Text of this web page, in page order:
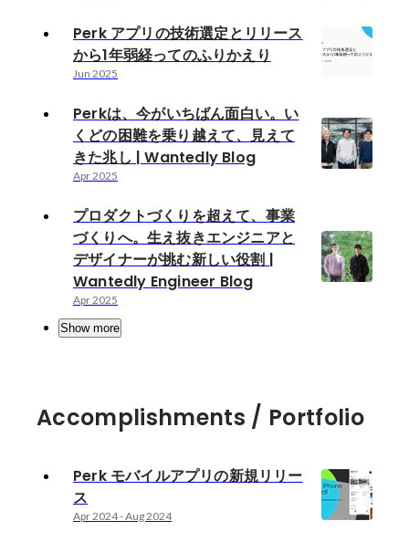
Perk アプリの技術選定とリリース
から1年弱経ってのふりかえり
Jun 2025
Perkは、今がいちばん面白い。い
くどの困難を乗り越えて、見えて
きた兆し | Wantedly Blog
Apr 2025
プロダクトづくりを超えて、事業
づくりへ。生え抜きエンジニアと
デザイナーが挑む新しい役割 |
Wantedly Engineer Blog
Apr 2025
Show more
Accomplishments / Portfolio
Perk モバイルアプリの新規リリー
ス
Apr 2024-Aug 2024